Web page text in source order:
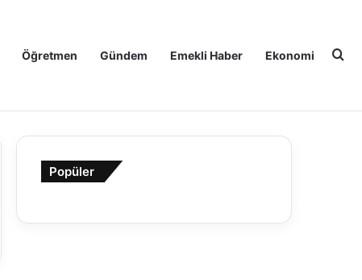
Öğretmen Gündem Emekli Haber Ekonomi
Popüler